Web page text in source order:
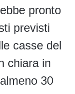
pronto
previsti
casse del
chiara in
30